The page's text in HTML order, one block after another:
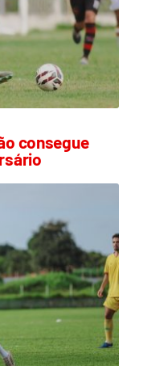
consegue